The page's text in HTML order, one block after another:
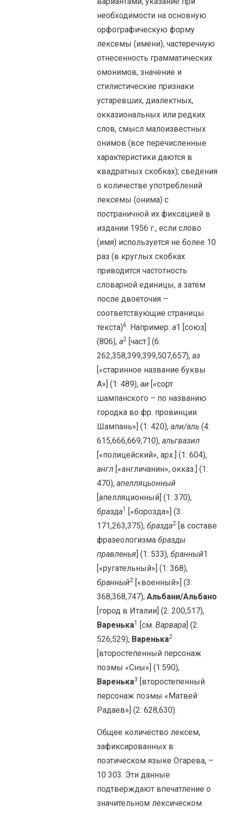
необходимости на основную
орфографическую форму
лексемы (имени), частеречную
отнесенность грамматических
омонимов, значение и
стилистические признаки
устаревших, диалектных,
окказиональных или редких
слов, смысл малоизвестных
онимов (все перечисленные
характеристики даются в
квадратных скобках); сведения
о количестве употреблений
лексемы (онима) с
постраничной их фиксацией в
издании 1956 г., если слово
(имя) используется не более 10
раз (в круглых скобках
приводится частотность
словарной единицы, а затем
после двоеточия –
соответствующие страницы
текста)6. Например: а1 [союз]
(806), а2 [част.] (6:
262,358,399,399,507,657), аз
[«старинное название буквы
А»] (1: 489), аи [«сорт
шампанского – по названию
городка во фр. провинции
Шампань»] (1: 420), али/аль (4:
615,666,669,710), альгвазил
[«полицейский», арх.] (1: 604),
англ [«англичанин», окказ.] (1:
470), апелляцьонный
[апелляционный] (1: 370),
бразда1
[«борозда»] (3:
171,263,375), бразда2 [в составе
фразеологизма бразды
правленья] (1: 533), бранный1
[«ругательный»] (1: 368),
бранный2 [«военный»] (3:
368,368,747); Альбани/Альбано
[город в Италии] (2: 200,517),
Варенька1 [см. Варвара] (2:
526,529), Варенька2
[второстепенный персонаж
поэмы «Сны»] (1:590),
Варенька3 [второстепенный
персонаж поэмы «Матвей
Радаев»] (2: 628,630).
Общее количество лексем,
зафиксированных в
поэтическом языке Огарева, –
10 303. Эти данные
подтверждают впечатление о
значительном лексическом